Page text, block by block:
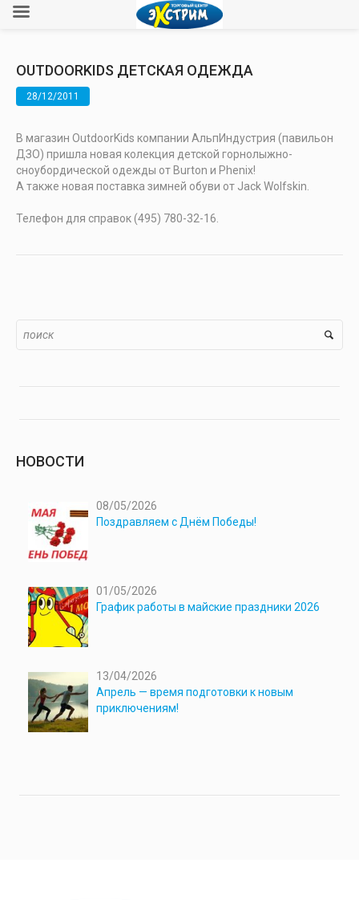
ОUTDOORKIDS ДЕТСКАЯ ОДЕЖДА
28/12/2011
В магазин ОutdoorKids компании АльпИндустрия (павильон
ДЗО) пришла новая колекция детской горнолыжно-
сноубордической одежды от Burton и Phenix!
А также новая поставка зимней обуви от Jack Wolfskin.
Телефон для справок (495) 780-32-16.
НОВОСТИ
08/05/2026
Поздравляем с Днём Победы!
01/05/2026
График работы в майские праздники 2026
13/04/2026
Апрель — время подготовки к новым
приключениям!